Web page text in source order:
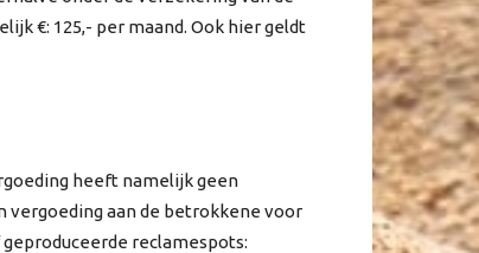
€: 125,- per maand. Ook hier geldt
heeft namelijk geen
aan de betrokkene voor
reclamespots: